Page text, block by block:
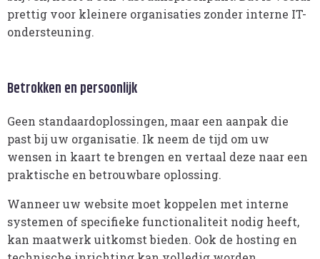
prettig voor kleinere organisaties zonder interne IT-
ondersteuning.
Betrokken en persoonlijk
Geen standaardoplossingen, maar een aanpak die
past bij uw organisatie. Ik neem de tijd om uw
wensen in kaart te brengen en vertaal deze naar een
praktische en betrouwbare oplossing.
Wanneer uw website moet koppelen met interne
systemen of specifieke functionaliteit nodig heeft,
kan maatwerk uitkomst bieden. Ook de hosting en